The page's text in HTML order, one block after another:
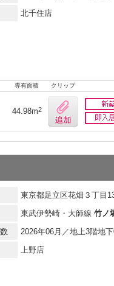
北千住店
専有面積 クリップ
44.98m2
東京都足立区花畑３丁目
東武伊勢崎・大師線 竹ノ
2026年06月／地上3階地
上野店